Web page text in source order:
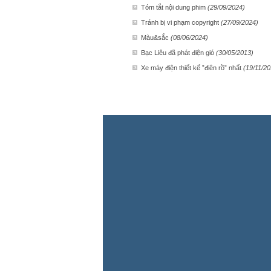
Tóm tắt nội dung phim (29/09/2024)
Tránh bị vi phạm copyright (27/09/2024)
Màu&sắc (08/06/2024)
Bạc Liêu đã phát điện gió (30/05/2013)
Xe máy điện thiết kế ”điên rồ” nhất (19/11/